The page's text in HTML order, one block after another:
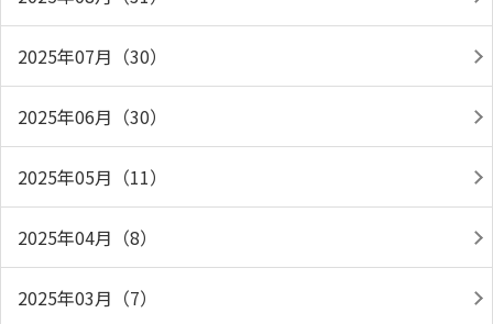
2025年07月（30）
2025年06月（30）
2025年05月（11）
2025年04月（8）
2025年03月（7）